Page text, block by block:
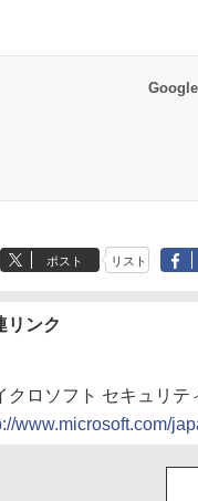
ポスト リスト
リンク
ロソフト セキュリテ
www.microsoft.com/